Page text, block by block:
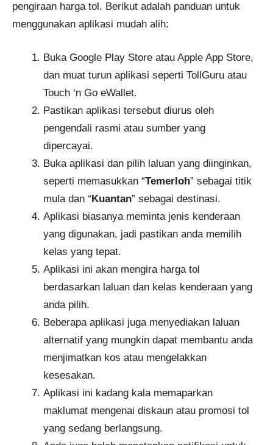
pengiraan harga tol. Berikut adalah panduan untuk
menggunakan aplikasi mudah alih:
Buka Google Play Store atau Apple App Store,
dan muat turun aplikasi seperti TollGuru atau
Touch ‘n Go eWallet.
Pastikan aplikasi tersebut diurus oleh
pengendali rasmi atau sumber yang
dipercayai.
Buka aplikasi dan pilih laluan yang diinginkan,
seperti memasukkan “Temerloh” sebagai titik
mula dan “Kuantan” sebagai destinasi.
Aplikasi biasanya meminta jenis kenderaan
yang digunakan, jadi pastikan anda memilih
kelas yang tepat.
Aplikasi ini akan mengira harga tol
berdasarkan laluan dan kelas kenderaan yang
anda pilih.
Beberapa aplikasi juga menyediakan laluan
alternatif yang mungkin dapat membantu anda
menjimatkan kos atau mengelakkan
kesesakan.
Aplikasi ini kadang kala memaparkan
maklumat mengenai diskaun atau promosi tol
yang sedang berlangsung.